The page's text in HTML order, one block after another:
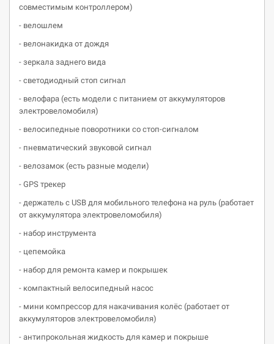
совместимым контроллером)
- велошлем
- велонакидка от дождя
- зеркала заднего вида
- светодиодный стоп сигнал
- велофара (есть модели с питанием от аккумуляторов
электровеломобиля)
- велосипедные поворотники со стоп-сигналом
- пневматический звуковой сигнал
- велозамок (есть разные модели)
- GPS трекер
- держатель c USB для мобильного телефона на руль (работает
от аккумулятора электровеломобиля)
- набор инструмента
- цепемойка
- набор для ремонта камер и покрышек
- компактный велосипедный насос
- мини компрессор для накачивания колёс (работает от
аккумуляторов электровеломобиля)
- антипрокольная жидкость для камер и покрыше